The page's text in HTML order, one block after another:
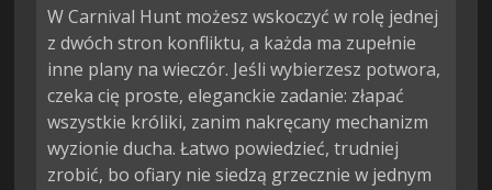
W Carnival Hunt możesz wskoczyć w rolę jednej
z dwóch stron konfliktu, a każda ma zupełnie
inne plany na wieczór. Jeśli wybierzesz potwora,
czeka cię proste, eleganckie zadanie: złapać
wszystkie króliki, zanim nakręcany mechanizm
wyzionie ducha. Łatwo powiedzieć, trudniej
zrobić, bo ofiary nie siedzą grzecznie w jednym